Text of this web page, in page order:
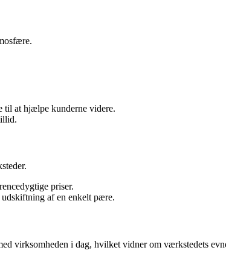
til at hjælpe kunderne videre.
priser.
af en enkelt pære.
virksomheden i dag, hvilket vidner om værkstedets